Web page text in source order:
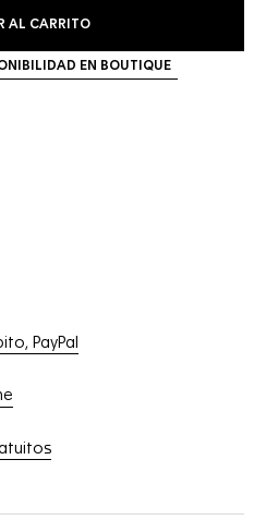
AL CARRITO
EN BOUTIQUE
PayPal